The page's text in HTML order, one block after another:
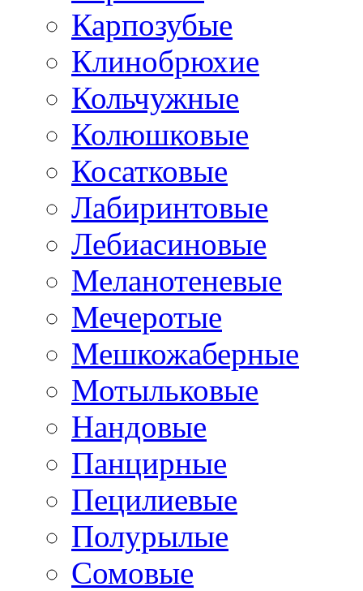
Карпозубые
Клинобрюхие
Кольчужные
Колюшковые
Косатковые
Лабиринтовые
Лебиасиновые
Меланотеневые
Мечеротые
Мешкожаберные
Мотыльковые
Нандовые
Панцирные
Пецилиевые
Полурылые
Сомовые